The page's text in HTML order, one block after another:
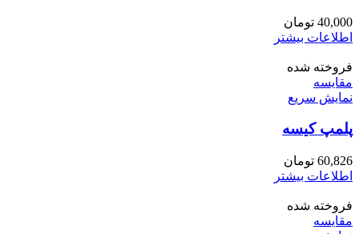
40,000 تومان
اطلاعات بیشتر
فروخته شده
مقايسه
نمایش سریع
پلمپ کیسه
60,826 تومان
اطلاعات بیشتر
فروخته شده
مقايسه